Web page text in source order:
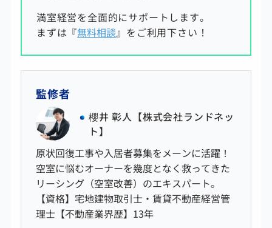
満室経営を全面的にサポートします。
まずは『無料相談』をご利用下さい！
監修者
櫻井 彰人【株式会社ランドネッ
ト】
原状回復工事や入居者募集をメーンに活躍！
空室に悩むオーナーを幾度となく救ってきた
リーシング（空室改善）のエキスパート。
【資格】宅地建物取引士・賃貸不動産経営管
理士【不動産業界歴】13年